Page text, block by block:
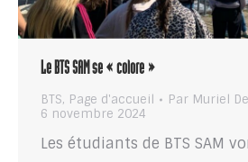
Le BTS SAM se « colore »
BTS, Page d'accueil Par Muriel
6 novembre 2024
Les étudiants de BTS SAM